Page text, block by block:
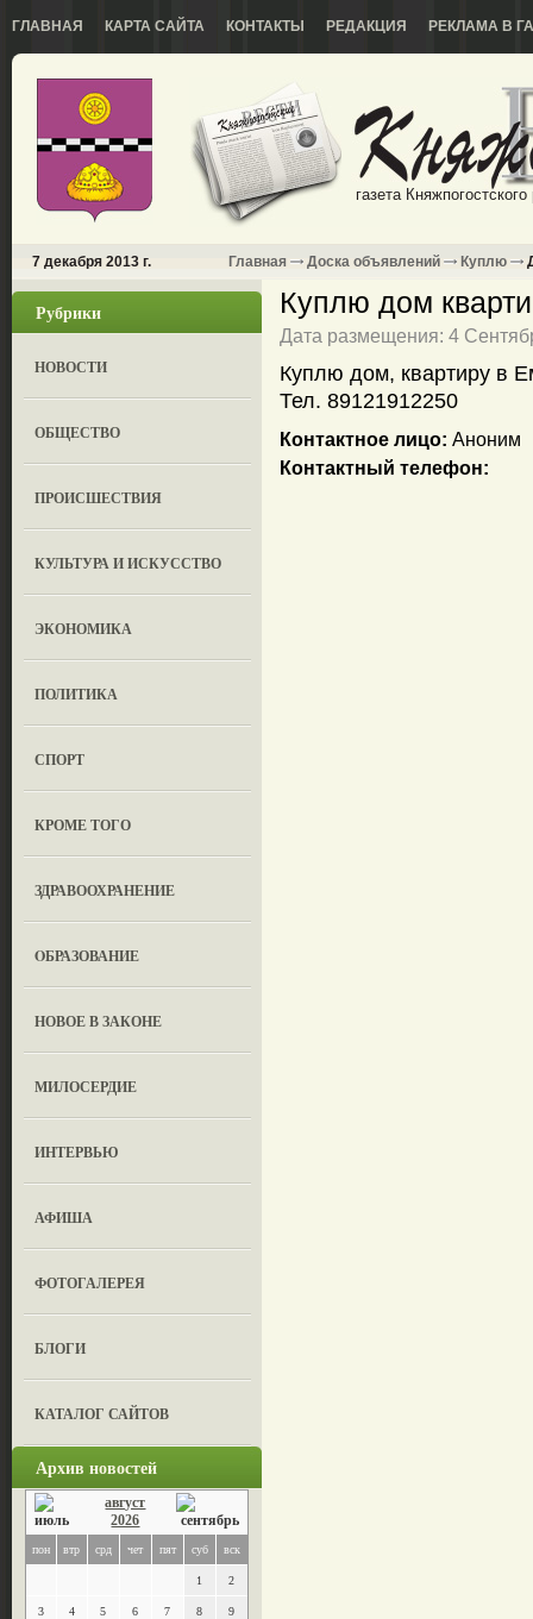
ГЛАВНАЯ КАРТА САЙТА КОНТАКТЫ РЕДАКЦИЯ РЕКЛАМА В
газета
7 декабря 2013 г. Главная Доска объявлений Куплю
Рубрики
НОВОСТИ
ОБЩЕСТВО
ПРОИСШЕСТВИЯ
КУЛЬТУРА И ИСКУССТВО
ЭКОНОМИКА
ПОЛИТИКА
СПОРТ
КРОМЕ ТОГО
ЗДРАВООХРАНЕНИЕ
OБРАЗОВАНИЕ
НОВОЕ В ЗАКОНЕ
МИЛОСЕРДИЕ
ИНТЕРВЬЮ
АФИША
ФОТОГАЛЕРЕЯ
БЛОГИ
КАТАЛОГ САЙТОВ
Архив новостей
август
2026
пон втр срд чет пят суб вск
1 2
3 4 5 6 7 8 9
Куплю дом
Дата размещения: 4
Куплю дом, квартиру в
Тел. 89121912250
Контактное лицо: Аноним
Контактный телефон: